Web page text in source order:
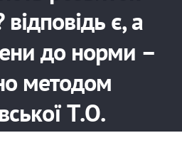
є, а
до норми –
методом
Т.О.